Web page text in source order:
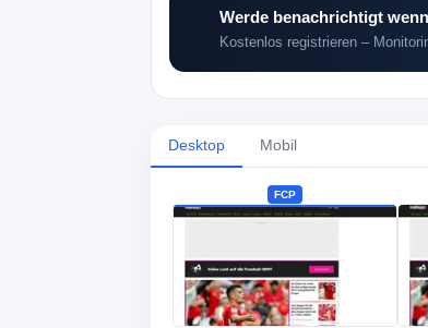
Werde benachrichtigt
Kostenlos registrieren –
Desktop Mobil
FCP